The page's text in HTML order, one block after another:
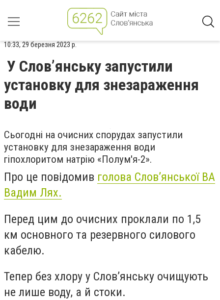
10:33, 29 березня 2023 р.
У Слов’янську запустили
установку для знезараження
води
Сьогодні на очисних спорудах запустили
установку для знезараження води
гіпохлоритом натрію «Полум'я-2».
Про це повідомив голова Слов’янської ВА
Вадим Лях.
Перед цим до очисних проклали по 1,5
км основного та резервного силового
кабелю.
Тепер без хлору у Слов’янську очищують
не лише воду, а й стоки.